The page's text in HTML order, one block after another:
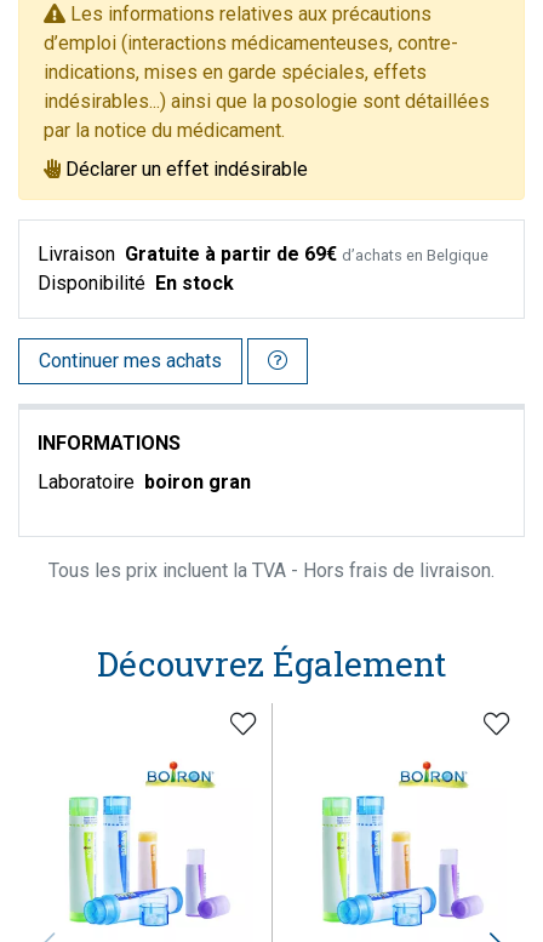
Les informations relatives aux précautions
d’emploi (interactions médicamenteuses, contre-
indications, mises en garde spéciales, effets
indésirables...) ainsi que la posologie sont détaillées
par la notice du médicament.
Déclarer un effet indésirable
Livraison Gratuite à partir de 69€ d’achats en Belgique
Disponibilité En stock
Continuer mes achats
INFORMATIONS
Laboratoire boiron gran
Tous les prix incluent la TVA - Hors frais de livraison.
Découvrez Également